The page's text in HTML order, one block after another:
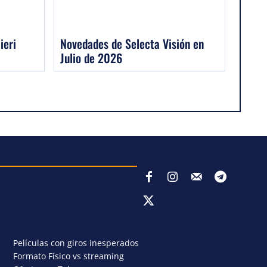
Novedades de Selecta Visión en
Julio de 2026
Películas con giros inesperados
Formato Físico vs streaming